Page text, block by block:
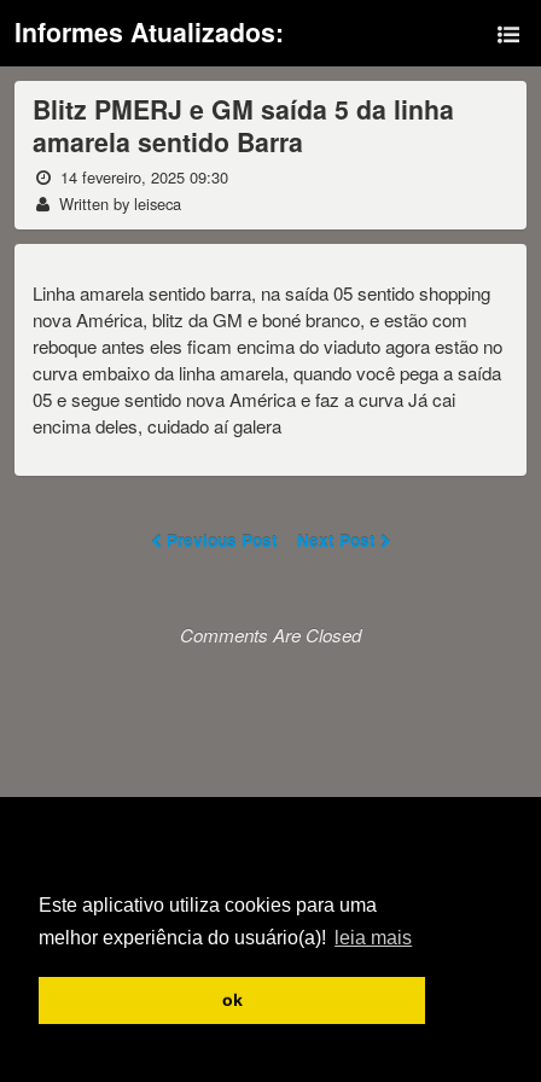
Este aplicativo utiliza cookies para uma
melhor experiência do usuário(a)!
leia mais
ok
Informes Atualizados:
Blitz PMERJ e GM saída 5 da linha
amarela sentido Barra
14 fevereiro, 2025 09:30
Written by leiseca
Linha amarela sentido barra, na saída 05 sentido shopping
nova América, blitz da GM e boné branco, e estão com
reboque antes eles ficam encima do viaduto agora estão no
curva embaixo da linha amarela, quando você pega a saída
05 e segue sentido nova América e faz a curva Já cai
encima deles, cuidado aí galera
Previous Post Next Post
Comments Are Closed